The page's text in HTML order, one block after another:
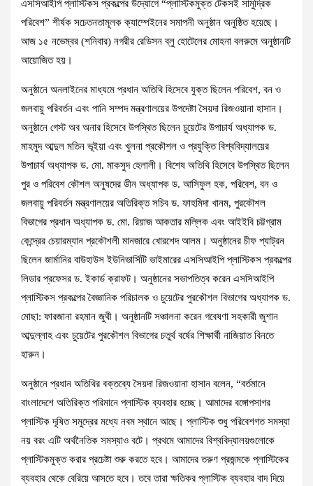
এসসিআইপি প্লাস্টিকস প্রকল্পের উদ্যোগে “প্লাস্টিকমুক্ত টেকসই সামুদ্রিক
পরিবেশ” শীর্ষক সচেতনতামূলক ক্যাম্পেইনের সমাপনী অনুষ্ঠান অনুষ্ঠিত হয়েছে।
আজ ১৫ নভেম্বর (শনিবার) নগরীর রেডিসন ব্লু হোটেলের মোহনা বলরুমে অনুষ্ঠানটি
আয়োজিত হয়।
অনুষ্ঠানে অনলাইনের মাধ্যমে প্রধান অতিথি হিসেবে যুক্ত ছিলেন পরিবেশ, বন ও
জলবায়ু পরিবর্তন এবং পানি সম্পদ মন্ত্রণালয়ের উপদেষ্টা সৈয়দা রিজওয়ানা হাসান।
অনুষ্ঠানে গেস্ট অব অনার হিসেবে উপস্থিত ছিলেন চুয়েটের উপাচার্য অধ্যাপক ড.
মাহমুদ আব্দুল মতিন ভূইয়া এবং খুলনা প্রকৌশল ও প্রযুক্তি বিশ্ববিদ্যালয়ের
উপাচার্য অধ্যাপক ড. মো. মাকসুদ হেলালী। বিশেষ অতিথি হিসেবে উপস্থিত ছিলেন
পুর ও পরিবেশ কৌশল অনুষদের ডীন অধ্যাপক ড. আসিফুল হক, পরিবেশ, বন ও
জলবায়ু পরিবর্তন মন্ত্রণালয়ের অতিরিক্ত সচিব ড. ফাহমিদা খানম, পুরকৌশল
বিভাগের প্রধান অধ্যাপক ড. মো. রিয়াজ আকতার মল্লিক এবং আইইবি চট্টগ্রাম
কেন্দ্রের চেয়ারম্যান প্রকৌশলী মানজারে খোরশেদ আলম। অনুষ্ঠানের চীফ প্যাট্রন
ছিলেন জার্মানির বাউহাউস ইউনিভার্সিটি ভাইমারের এসসিআইপি প্লাস্টিকস প্রকল্পের
লিডার প্রফেসর ড. ইকার্ড ক্রাফট। অনুষ্ঠানের সভাপতিত্ব করেন এসসিআইপি
প্লাস্টিকস প্রকল্পের বৈজ্ঞানিক পরিচালক ও চুয়েটের পুরকৌশল বিভাগের অধ্যাপক ড.
মোছা: ফারজানা রহমান জুথী। অনুষ্ঠানটি সঞ্চালনা করেন গবেষণা সহকারী জুশান
আব্দুল্লাহ এবং চুয়েটের পুরকৌশল বিভাগের চতুর্থ বর্ষের শিক্ষার্থী নাজিয়াত বিনতে
হারুন।
অনুষ্ঠানে প্রধান অতিথির বক্তব্যে সৈয়দা রিজওয়ানা হাসান বলেন, “বর্তমানে
বাংলাদেশে অতিরিক্ত পরিমানে প্লাস্টিক ব্যবহার হচ্ছে। আমাদের বঙ্গোপসাগর
প্লাস্টিক দূষিত সমুদ্রের মধ্যে নবম স্থানে আছে। প্লাস্টিক শুধু পরিবেশগত সমস্যা
নয় বরং এটি অর্থনৈতিক সমস্যাও বটে। প্রথমে আমাদের বিশ্ববিদ্যালয়গুলোকে
প্লাস্টিকমুক্ত করার প্রচেষ্টা শুরু করতে হবে। আমাদের তরুণ প্রজন্মকে প্লাস্টিকের
ব্যবহার থেকে বেরিয়ে আসতে হবে। তবে তারা ক্ষতিকর প্লাস্টিক ব্যবহার বাদ দিয়ে